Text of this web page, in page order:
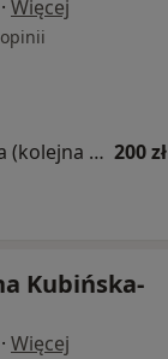
· Więcej
Konsultacja fizjoterapeutyczna (kolejna wizyta) 200 zł
Kubińska-
· Więcej